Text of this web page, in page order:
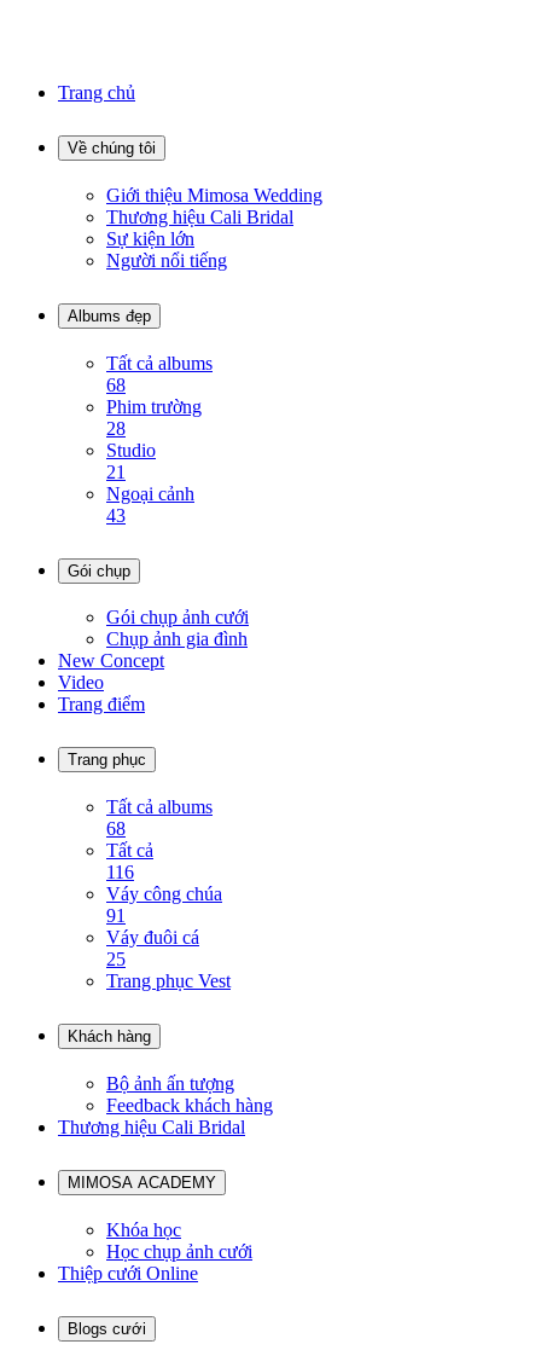
Trang chủ
Về chúng tôi
Giới thiệu Mimosa Wedding
Thương hiệu Cali Bridal
Sự kiện lớn
Người nổi tiếng
Albums đẹp
Tất cả albums
68
Phim trường
28
Studio
21
Ngoại cảnh
43
Gói chụp
Gói chụp ảnh cưới
Chụp ảnh gia đình
New Concept
Video
Trang điểm
Trang phục
Tất cả albums
68
Tất cả
116
Váy công chúa
91
Váy đuôi cá
25
Trang phục Vest
Khách hàng
Bộ ảnh ấn tượng
Feedback khách hàng
Thương hiệu Cali Bridal
MIMOSA ACADEMY
Khóa học
Học chụp ảnh cưới
Thiệp cưới Online
Blogs cưới